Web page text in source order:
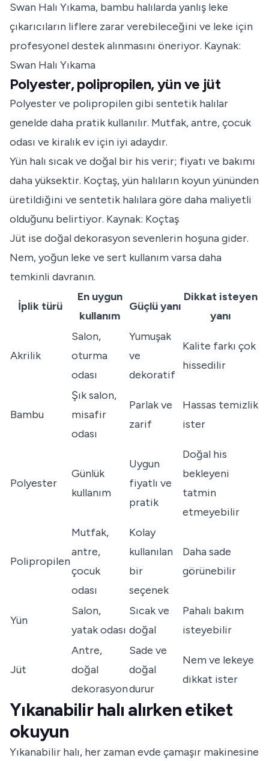
Swan Halı Yıkama, bambu halılarda yanlış leke
çıkarıcıların liflere zarar verebileceğini ve leke için
profesyonel destek alınmasını öneriyor. Kaynak:
Swan Halı Yıkama
Polyester, polipropilen, yün ve jüt
Polyester ve polipropilen gibi sentetik halılar
genelde daha pratik kullanılır. Mutfak, antre, çocuk
odası ve kiralık ev için iyi adaydır.
Yün halı sıcak ve doğal bir his verir; fiyatı ve bakımı
daha yüksektir. Koçtaş, yün halıların koyun yününden
üretildiğini ve sentetik halılara göre daha maliyetli
olduğunu belirtiyor. Kaynak: Koçtaş
Jüt ise doğal dekorasyon sevenlerin hoşuna gider.
Nem, yoğun leke ve sert kullanım varsa daha
temkinli davranın.
İplik türü
En uygun
kullanım
Güçlü yanı
Dikkat isteyen
yanı
Akrilik
Salon,
oturma
odası
Yumuşak
ve
dekoratif
Kalite farkı çok
hissedilir
Bambu
Şık salon,
misafir
odası
Parlak ve
zarif
Hassas temizlik
ister
Polyester
Günlük
kullanım
Uygun
fiyatlı ve
pratik
Doğal his
bekleyeni
tatmin
etmeyebilir
Polipropilen
Mutfak,
antre,
çocuk
odası
Kolay
kullanılan
bir
seçenek
Daha sade
görünebilir
Yün
Salon,
yatak odası
Sıcak ve
doğal
Pahalı bakım
isteyebilir
Jüt
Antre,
doğal
dekorasyon
Sade ve
doğal
durur
Nem ve lekeye
dikkat ister
Yıkanabilir halı alırken etiket
okuyun
Yıkanabilir halı, her zaman evde çamaşır makinesine